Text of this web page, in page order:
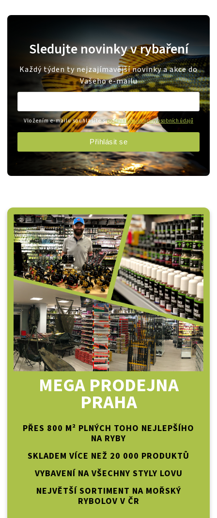
MEGA PRODEJNA
PRAHA
PŘES 800 M² PLNÝCH TOHO NEJLEPŠÍHO
NA RYBY
SKLADEM VÍCE NEŽ 20 000 PRODUKTŮ
VYBAVENÍ NA VŠECHNY STYLY LOVU
NEJVĚTŠÍ SORTIMENT NA MOŘSKÝ
RYBOLOV V ČR
Sledujte novinky v rybaření
Každý týden ty nejzajímavější novinky a akce do
Vašeho e-mailu
Vložením e-mailu souhlasíte spodmínkami ochrany osobních údajů
Přihlásit se